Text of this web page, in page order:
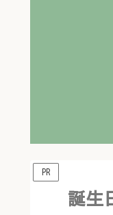
PR
誕生